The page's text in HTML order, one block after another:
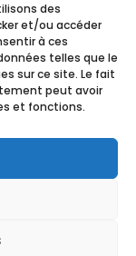
des
et/ou accéder
à ces
telles que le
sur ce site. Le fait
peut avoir
et fonctions.